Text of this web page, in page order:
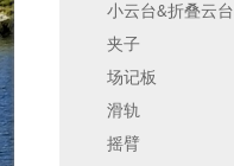
小云台&折叠云台
夹子
场记板
滑轨
摇臂